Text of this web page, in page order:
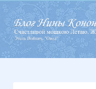
П
е
р
е
й